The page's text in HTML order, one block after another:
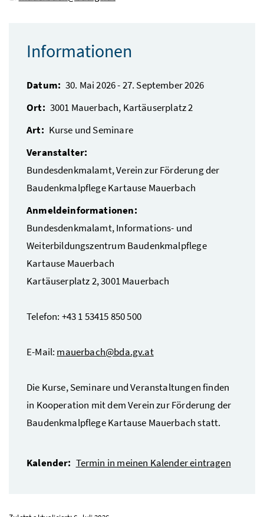
Informationen
Datum: 30. Mai 2026-27. September 2026
Ort: 3001 Mauerbach, Kartäuserplatz 2
Art: Kurse und Seminare
Veranstalter:
Bundesdenkmalamt, Verein zur Förderung der
Baudenkmalpflege Kartause Mauerbach
Anmeldeinformationen:
Bundesdenkmalamt, Informations- und
Weiterbildungszentrum Baudenkmalpflege
Kartause Mauerbach
Kartäuserplatz 2, 3001 Mauerbach
Telefon: +43 1 53415 850 500
E-Mail: mauerbach@bda.gv.at
Die Kurse, Seminare und Veranstaltungen finden
in Kooperation mit dem Verein zur Förderung der
Baudenkmalpflege Kartause Mauerbach statt.
Kalender: Termin in meinen Kalender eintragen